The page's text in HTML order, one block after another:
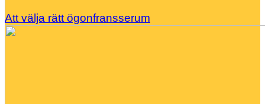
Att välja rätt ögonfransserum